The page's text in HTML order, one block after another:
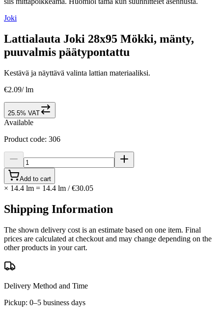
Joki
Lattialauta Joki 28x95 Mökki, mänty,
puuvalmis päätypontattu
Kestävä ja näyttävä valinta lattian materiaaliksi.
€2.09/ lm
25.5% VAT
Available
Product code: 306
Add to cart
× 14.4 lm = 14.4 lm / €30.05
Shipping Information
The shown delivery cost is an estimate based on one item. Final
prices are calculated at checkout and may change depending on the
other products in your cart.
Delivery Method and Time
Pickup: 0–5 business days